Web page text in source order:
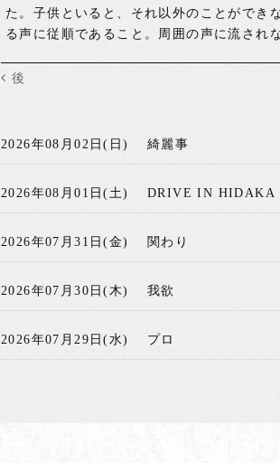
た。子供といると、それ以外のことができ
る声に従順であること。周囲の声に流され
後
2026年08月02日(日) 綺麗事
2026年08月01日(土) DRIVE IN HIDAKA
2026年07月31日(金) 関わり
2026年07月30日(木) 我欲
2026年07月29日(水) プロ